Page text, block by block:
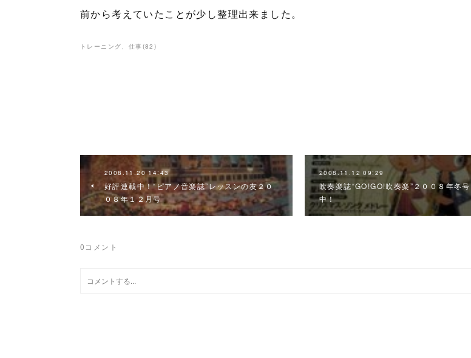
前から考えていたことが少し整理出来ました。
トレーニング、仕事(82 )
2008.11.20 14:43
好評連載中！“ピアノ音楽誌”レッスンの友２０
０８年１２月号
2008.11.12 09:29
吹奏楽誌“GO!GO!吹奏楽”２００８年冬
中！
0 コメント